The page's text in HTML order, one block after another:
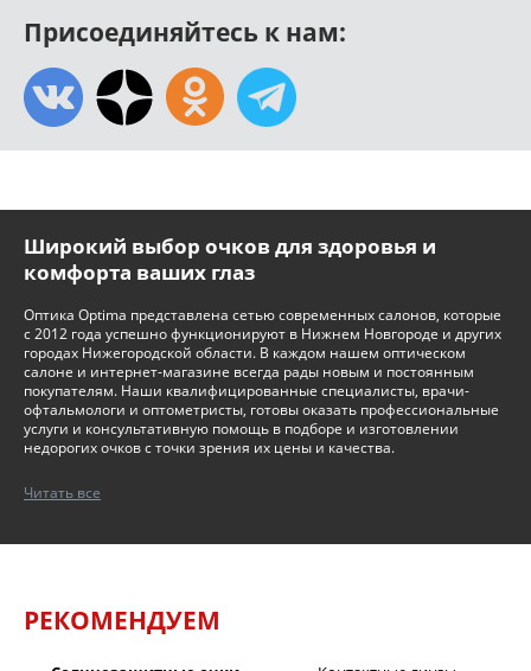
Присоединяйтесь к нам:
Широкий выбор очков для здоровья и
комфорта ваших глаз
Оптика Optima представлена сетью современных салонов, которые
с 2012 года успешно функционируют в Нижнем Новгороде и других
городах Нижегородской области. В каждом нашем оптическом
салоне и интернет-магазине всегда рады новым и постоянным
покупателям. Наши квалифицированные специалисты, врачи-
офтальмологи и оптометристы, готовы оказать профессиональные
услуги и консультативную помощь в подборе и изготовлении
недорогих очков с точки зрения их цены и качества.
Читать все
РЕКОМЕНДУЕМ